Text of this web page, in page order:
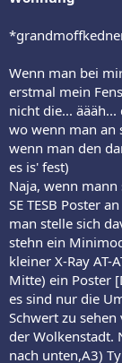
Wenn man bei
erstmal mein
nicht die...
wo wenn man an
wenn man den
es is' fest)
Naja, wenn
SE TESB Poster
man stelle sich
stehn ein
kleiner X-Ray AT-
Mitte) ein Poster
es sind nur die
Schwert zu
der Wolkenstadt.
nach unten,A3)